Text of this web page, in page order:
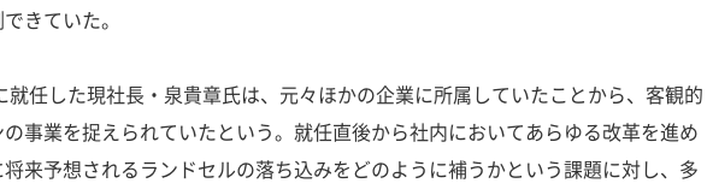
きていた。
任した現社長・泉貴章氏は、元々ほかの企業に所属していたことから、客観的
事業を捉えられていたという。就任直後から社内においてあらゆる改革を進め
来予想されるランドセルの落ち込みをどのように補うかという課題に対し、多